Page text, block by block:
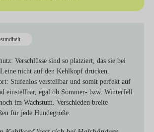
Verschlüsse sind so platziert, das sie bei
nicht auf den Kehlkopf drücken.
Stufenlos verstellbar und somit perfekt auf
einstellbar, egal ob Sommer- bzw. Winterfell
im Wachstum. Verschieden breite
für jede Hundegröße.